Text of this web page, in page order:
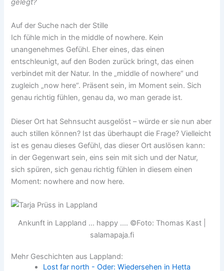
gelegt?
Auf der Suche nach der Stille
Ich fühle mich in the middle of nowhere. Kein
unangenehmes Gefühl. Eher eines, das einen
entschleunigt, auf den Boden zurück bringt, das einen
verbindet mit der Natur. In the „middle of nowhere“ und
zugleich „now here“. Präsent sein, im Moment sein. Sich
genau richtig fühlen, genau da, wo man gerade ist.
Dieser Ort hat Sehnsucht ausgelöst – würde er sie nun aber
auch stillen können? Ist das überhaupt die Frage? Vielleicht
ist es genau dieses Gefühl, das dieser Ort auslösen kann:
in der Gegenwart sein, eins sein mit sich und der Natur,
sich spüren, sich genau richtig fühlen in diesem einen
Moment: nowhere and now here.
Ankunft in Lappland ... happy .... ©Foto: Thomas Kast |
salamapaja.fi
Mehr Geschichten aus Lappland:
Lost far north - Oder: Wiedersehen in Hetta